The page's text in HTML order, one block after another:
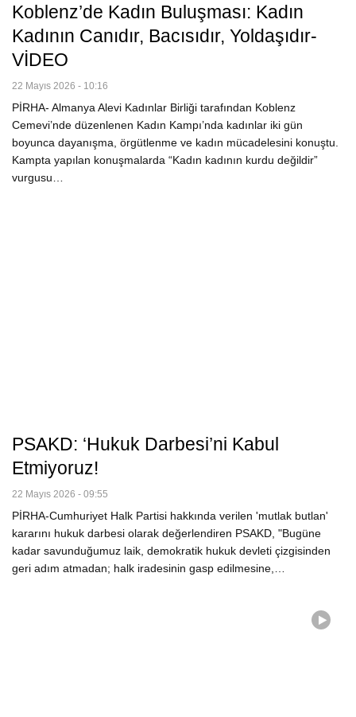
Koblenz’de Kadın Buluşması: Kadın
Kadının Canıdır, Bacısıdır, Yoldaşıdır-
VİDEO
22 Mayıs 2026 - 10:16
PİRHA- Almanya Alevi Kadınlar Birliği tarafından Koblenz
Cemevi’nde düzenlenen Kadın Kampı’nda kadınlar iki gün
boyunca dayanışma, örgütlenme ve kadın mücadelesini konuştu.
Kampta yapılan konuşmalarda “Kadın kadının kurdu değildir”
vurgusu…
PSAKD: ‘Hukuk Darbesi’ni Kabul
Etmiyoruz!
22 Mayıs 2026 - 09:55
PİRHA-Cumhuriyet Halk Partisi hakkında verilen 'mutlak butlan'
kararını hukuk darbesi olarak değerlendiren PSAKD, "Bugüne
kadar savunduğumuz laik, demokratik hukuk devleti çizgisinden
geri adım atmadan; halk iradesinin gasp edilmesine,…